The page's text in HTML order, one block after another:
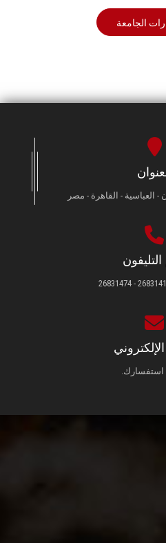
الجامعة
- العباسية - القاهرة - مصر
الإلكتروني
استفسارك.